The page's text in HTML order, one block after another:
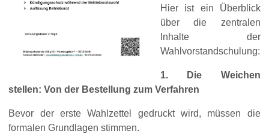
Hier ist ein Überblick
über die zentralen
Inhalte der
Wahlvorstandschulung:
1. Die Weichen
stellen: Von der Bestellung zum Verfahren
Bevor der erste Wahlzettel gedruckt wird, müssen die
formalen Grundlagen stimmen.